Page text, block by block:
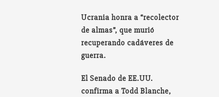
Ucrania honra a “recolector
de almas”, que murió
recuperando cadáveres de
guerra.
El Senado de EE.UU.
confirma a Todd Blanche,